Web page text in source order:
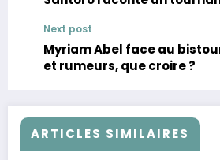
Next post
Myriam Abel face au
et rumeurs, que croire ?
ARTICLES SIMILAIRES